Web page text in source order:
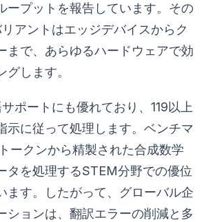
ープットを報告しています。その
アントはエッジデバイスからク
まで、あらゆるハードウェアで効
します。
ポートにも優れており、119以上
示に従って処理します。ベンチマ
ークンから精製された合成数学
タを処理するSTEM分野での優位
ます。したがって、グローバル企
ションは、翻訳エラーの削減と多